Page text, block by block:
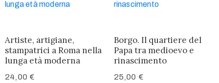
Artiste, artigiane,
stampatrici a Roma nella
lunga età moderna
24,00 €
Borgo. Il quartiere del
Papa tra medioevo e
rinascimento
25,00 €